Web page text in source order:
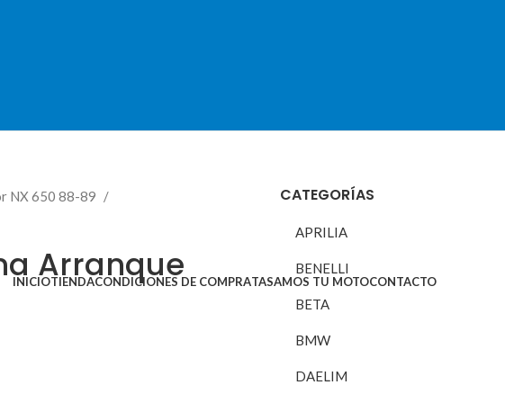
INICIOTIENDACONDICIONES DE COMPRATASAMOS TU MOTOCONTACTO
NX 650 88-89
Arranque
CATEGORÍAS
APRILIA
BENELLI
BETA
BMW
DAELIM